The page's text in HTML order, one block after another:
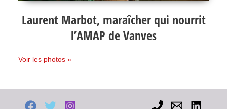
Laurent Marbot, maraîcher qui nourrit
l’AMAP de Vanves
Voir les photos »